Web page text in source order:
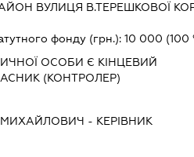
ВУЛИЦЯ В.ТЕРЕШКОВОЇ
фонду (грн.): 10 000 (100
ОСОБИ Є КІНЦЕВИЙ
(КОНТРОЛЕР)
- КЕРІВНИК